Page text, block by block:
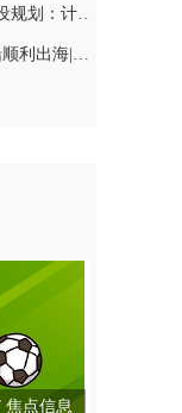
工信部部长金壮龙谈2023 5G建设规划：计划新建60万个5G基站
国内首艘双模式高速风电运维船顺利出海|环球关注
焦点信息